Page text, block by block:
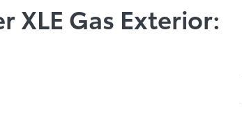
XLE Gas Exterior: